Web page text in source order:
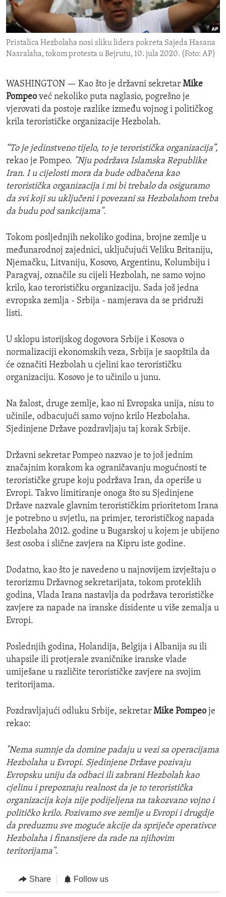
ENVIRONMENT AND HEALTH
IDEALS AND INSTITUTIONS
Pristalica Hezbolaha nosi sliku lidera pokreta Sajeda Hasana
Nasralaha, tokom protesta u Bejrutu, 10. jula 2020. (Foto: AP)
WASHINGTON — Kao što je državni sekretar Mike
Pompeo već nekoliko puta naglasio, pogrešno je
vjerovati da postoje razlike između vojnog i političkog
krila terorističke organizacije Hezbolah.
“To je jedinstveno tijelo, to je teroristička organizacija”,
rekao je Pompeo. "Nju podržava Islamska Republike
Iran. I u cijelosti mora da bude odbačena kao
teroristička organizacija i mi bi trebalo da osiguramo
da svi koji su uključeni i povezani sa Hezbolahom treba
da budu pod sankcijama".
Tokom posljednjih nekoliko godina, brojne zemlje u
međunarodnoj zajednici, uključujući Veliku Britaniju,
Njemačku, Litvaniju, Kosovo, Argentinu, Kolumbiju i
Paragvaj, označile su cijeli Hezbolah, ne samo vojno
krilo, kao terorističku organizaciju. Sada još jedna
evropska zemlja - Srbija - namjerava da se pridruži
listi.
U sklopu istorijskog dogovora Srbije i Kosova o
normalizaciji ekonomskih veza, Srbija je saopštila da
će označiti Hezbolah u cjelini kao terorističku
organizaciju. Kosovo je to učinilo u junu.
Na žalost, druge zemlje, kao ni Evropska unija, nisu to
učinile, odbacujući samo vojno krilo Hezbolaha.
Sjedinjene Države pozdravljaju taj korak Srbije.
Državni sekretar Pompeo nazvao je to još jednim
značajnim korakom ka ograničavanju mogućnosti te
terorističke grupe koju podržava Iran, da operiše u
Evropi. Takvo limitiranje onoga što su Sjedinjene
Države nazvale glavnim terorističkim prioritetom Irana
je potrebno u svjetlu, na primjer, terorističkog napada
Hezbolaha 2012. godine u Bugarskoj u kojem je ubijeno
šest osoba i slične zavjera na Kipru iste godine.
Dodatno, kao što je navedeno u najnovijem izvještaju o
terorizmu Državnog sekretarijata, tokom proteklih
godina, Vlada Irana nastavlja da podržava terorističke
zavjere za napade na iranske disidente u više zemalja u
Evropi.
Poslednjih godina, Holandija, Belgija i Albanija su ili
uhapsile ili protjerale zvaničnike iranske vlade
umiješane u različite terorističke zavjere na svojim
teritorijama.
Pozdravljajući odluku Srbije, sekretar Mike Pompeo je
rekao:
"Nema sumnje da domine padaju u vezi sa operacijama
Hezbolaha u Evropi. Sjedinjene Države pozivaju
Evropsku uniju da odbaci ili zabrani Hezbolah kao
cjelinu i prepoznaju realnost da je to teroristička
organizacija koja nije podijeljena na takozvano vojno i
političko krilo. Pozivamo sve zemlje u Evropi i drugdje
da preduzmu sve moguće akcije da spriječe operativce
Hezbolaha i finansijere da rade na njihovim
teritorijama".
Share Follow us